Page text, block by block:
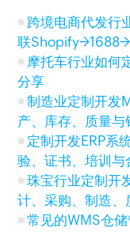
跨境电商代发行
联
摩托车行业如何
分享
制造业定制开发
产、库存、质量与
定制开发ERP系
验、证书、培训与
珠宝行业定制开
计、采购、制造、
常见的WMS仓